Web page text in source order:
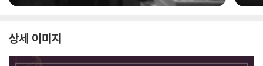
상세 이미지